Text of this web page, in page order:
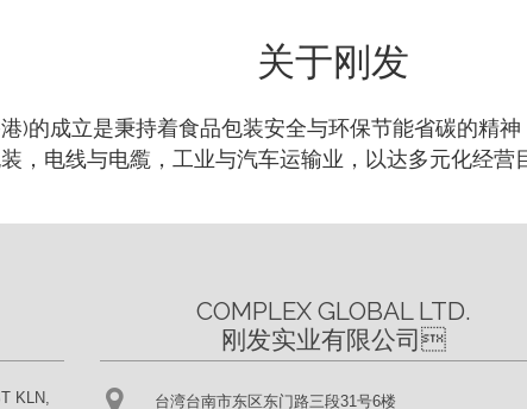
关于刚发
)的成立是秉持着食品包装安全与环保节能省碳的精
，电线与电䌫，工业与汽车运输业，以达多元化经营
KLN,
COMPLEX GLOBAL LTD.
刚发实业有限公司 
台湾台南市东区东门路三段31号6楼